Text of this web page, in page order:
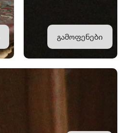
გამოფენები